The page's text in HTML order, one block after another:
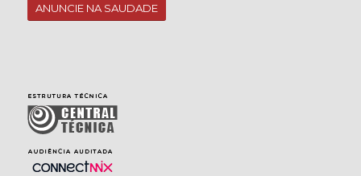
ANUNCIE NA SAUDADE